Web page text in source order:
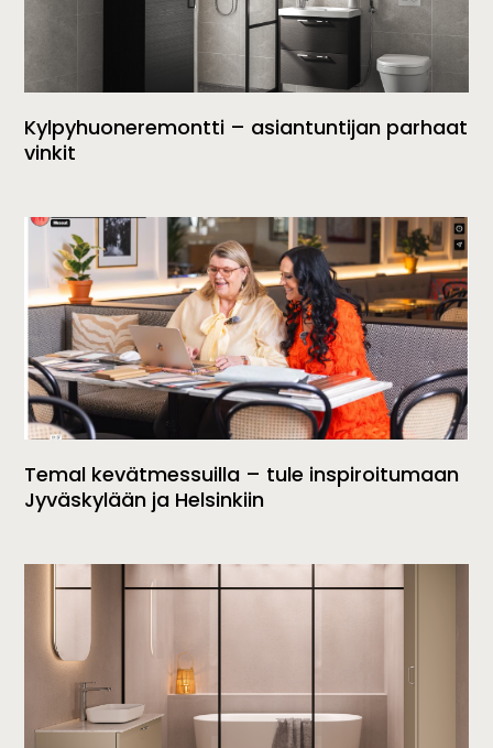
Kylpyhuoneremontti – asiantuntijan parhaat
vinkit
Temal kevätmessuilla – tule inspiroitumaan
Jyväskylään ja Helsinkiin